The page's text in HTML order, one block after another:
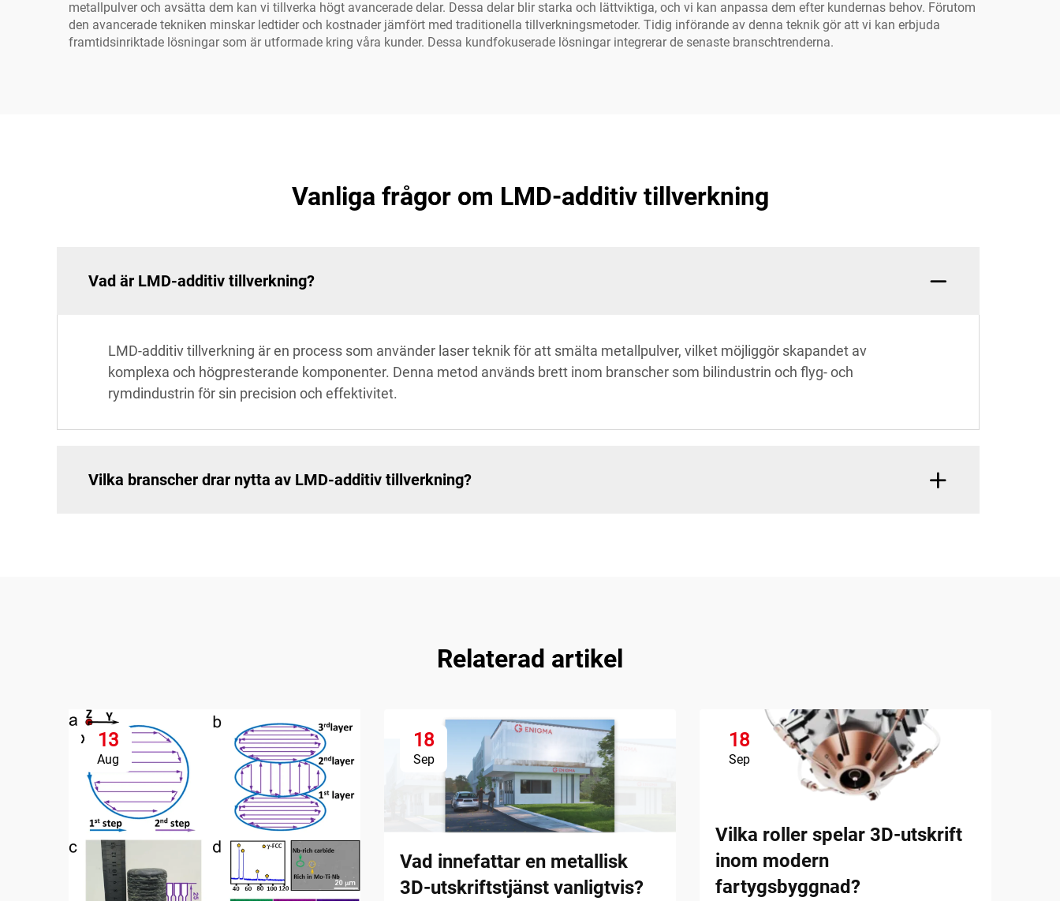
metallpulver och avsätta dem kan vi tillverka högt avancerade delar. Dessa delar blir starka och lättviktiga, och vi kan anpassa dem efter kundernas behov. Förutom
den avancerade tekniken minskar ledtider och kostnader jämfört med traditionella tillverkningsmetoder. Tidig införande av denna teknik gör att vi kan erbjuda
framtidsinriktade lösningar som är utformade kring våra kunder. Dessa kundfokuserade lösningar integrerar de senaste branschtrenderna.
Vanliga frågor om LMD-additiv tillverkning
Vad är LMD-additiv tillverkning?
LMD-additiv tillverkning är en process som använder laser teknik för att smälta metallpulver, vilket möjliggör skapandet av
komplexa och högpresterande komponenter. Denna metod används brett inom branscher som bilindustrin och flyg- och
rymdindustrin för sin precision och effektivitet.
Vilka branscher drar nytta av LMD-additiv tillverkning?
Relaterad artikel
13
Aug
18
Sep
Vad innefattar en metallisk
3D-utskriftstjänst vanligtvis?
18
Sep
Vilka roller spelar 3D-utskrift
inom modern
fartygsbyggnad?